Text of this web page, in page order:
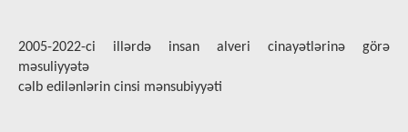
2005-2022-ci illərdə insan alveri cinayətlərinə görə
məsuliyyətə
cəlb edilənlərin cinsi mənsubiyyəti